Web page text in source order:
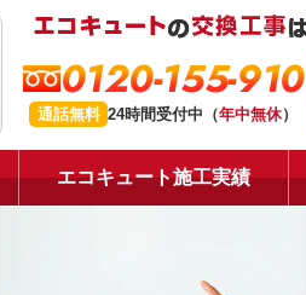
0120-155-910
通話無料 24時間受付中（年中無休）
エコキュート施工実績